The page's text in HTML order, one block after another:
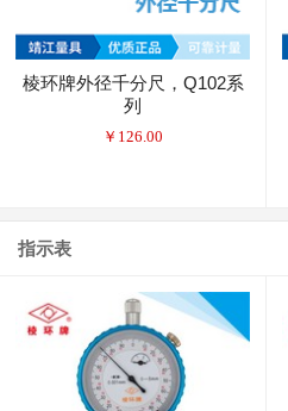
棱环牌外径千分尺，Q102系
列
￥ 126.00
指示表